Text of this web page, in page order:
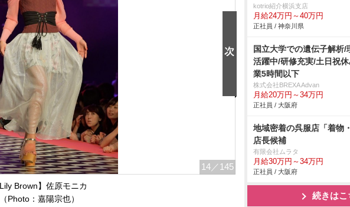
14 ／145
Brown】佐原モニカ
（Photo：嘉陽宗也）
kotrio紹介横浜支店
月給24万円～40万円
正社員 / 神奈川県
国立大学での遺伝子解析/
活躍中/研修充実/土日祝
業5時間以下
株式会社BREXA Advan
月給20万円～34万円
正社員 / 大阪府
地域密着の呉服店「着物
店長候補
有限会社ムラタ
月給30万円～34万円
正社員 / 大阪府
続きはこ